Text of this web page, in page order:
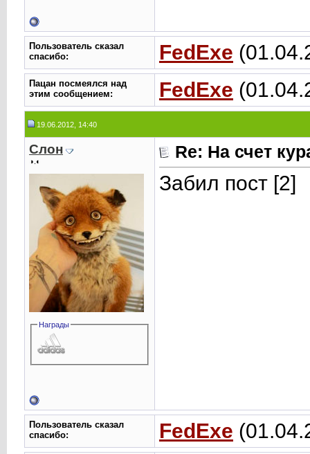
Пользователь сказал
cпасибо:
FedExe
Пацан посмеялся над
этим сообщением:
FedExe
19.06.2012, 14:40
Слон
◑.◐
Награды
Re: На счет
Забил пост [2]
Пользователь сказал
cпасибо:
FedExe